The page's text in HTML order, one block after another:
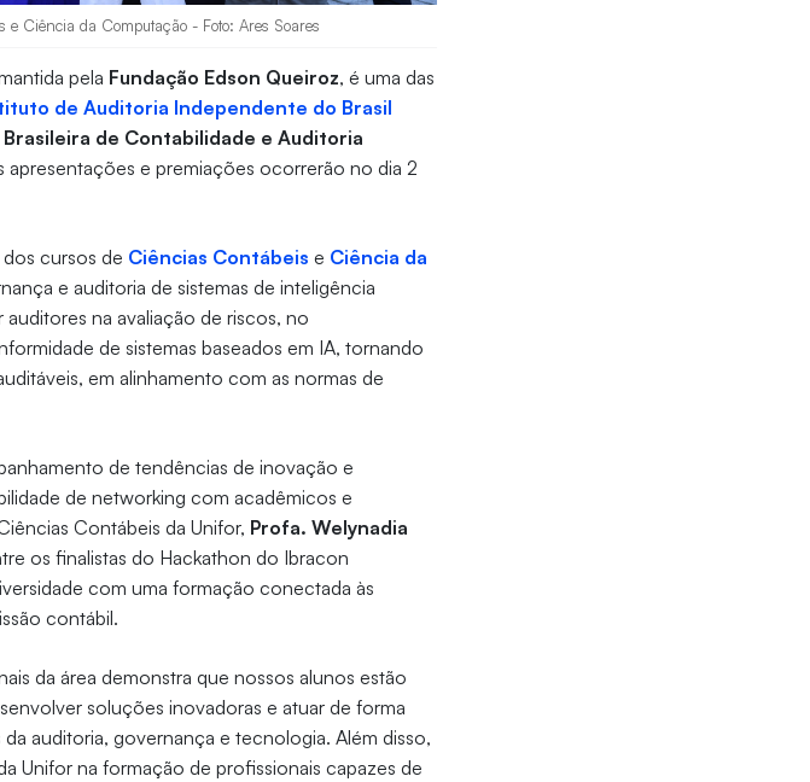
e Ciência da Computação - Foto: Ares Soares
pela Fundação Edson Queiroz, é uma das
de Auditoria Independente do Brasil
Brasileira de Contabilidade e Auditoria
apresentações e premiações ocorrerão no dia 2
cursos de Ciências Contábeis e Ciência da
e auditoria de sistemas de inteligência
auditores na avaliação de riscos, no
de sistemas baseados em IA, tornando
em alinhamento com as normas de
de tendências de inovação e
de networking com acadêmicos e
Contábeis da Unifor, Profa. Welynadia
os finalistas do Hackathon do Ibracon
com uma formação conectada às
contábil.
da área demonstra que nossos alunos estão
soluções inovadoras e atuar de forma
auditoria, governança e tecnologia. Além disso,
Unifor na formação de profissionais capazes de